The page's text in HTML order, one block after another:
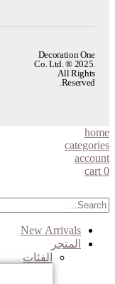
Decoration One
Co. Ltd. ® 2025.
All Rights
Reserved.
home
categories
account
0
cart
New Arrivals
المتجر
الفئات